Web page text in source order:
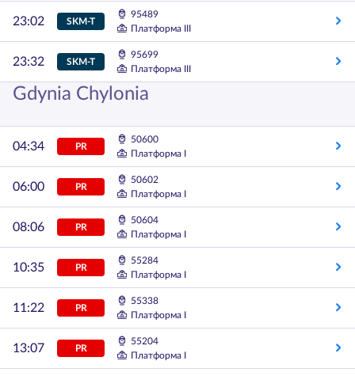
23:02 SKM-T
95489
Платформа III
23:32 SKM-T
95699
Платформа III
Gdynia Chylonia
04:34 PR
50600
Платформа I
06:00 PR
50602
Платформа I
08:06 PR
50604
Платформа I
10:35 PR
55284
Платформа I
11:22 PR
55338
Платформа I
13:07 PR
55204
Платформа I